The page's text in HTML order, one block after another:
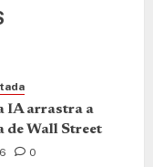
IA arrastra a
de Wall Street
0